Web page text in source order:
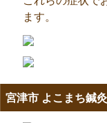
ます。
宮津市 よこまち鍼